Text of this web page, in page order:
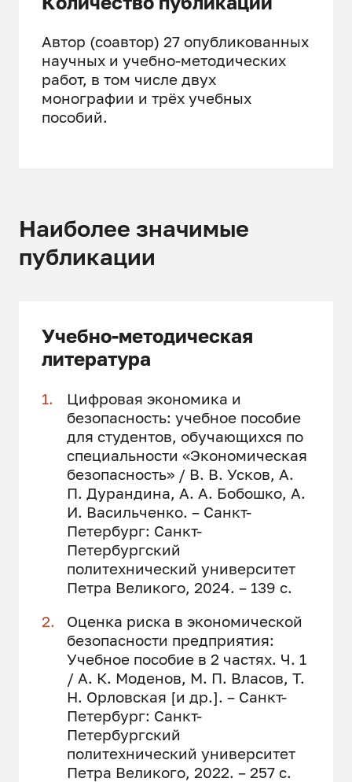
Автор (соавтор) 27 опубликованных
научных и учебно-методических
работ, в том числе двух
монографии и трёх учебных
пособий.
Наиболее значимые
публикации
Учебно-методическая
литература
Цифровая экономика и
безопасность: учебное пособие
для студентов, обучающихся по
специальности «Экономическая
безопасность» / В. В. Усков, А.
П. Дурандина, А. А. Бобошко, А.
И. Васильченко. – Санкт-
Петербург: Санкт-
Петербургский
политехнический университет
Петра Великого, 2024. – 139 с.
Оценка риска в экономической
безопасности предприятия:
Учебное пособие в 2 частях. Ч. 1
/ А. К. Моденов, М. П. Власов, Т.
Н. Орловская [и др.]. – Санкт-
Петербург: Санкт-
Петербургский
политехнический университет
Петра Великого, 2022. – 257 с.